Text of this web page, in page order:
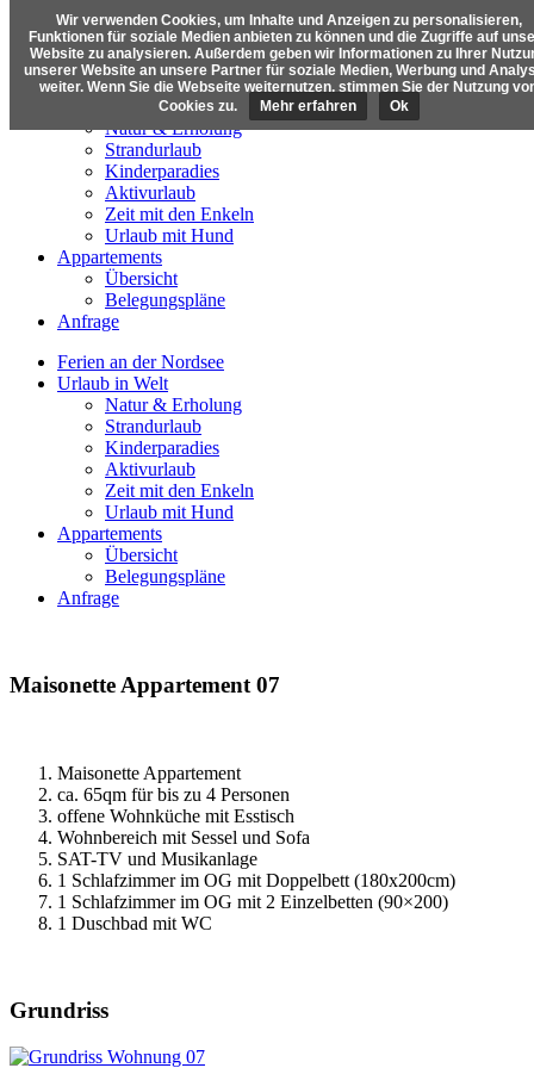
Ferien an der Nordsee
Urlaub in Welt
Natur & Erholung
Strandurlaub
Kinderparadies
Aktivurlaub
Zeit mit den Enkeln
Urlaub mit Hund
Appartements
Übersicht
Belegungspläne
Anfrage
Ferien an der Nordsee
Urlaub in Welt
Natur & Erholung
Strandurlaub
Kinderparadies
Aktivurlaub
Zeit mit den Enkeln
Urlaub mit Hund
Appartements
Übersicht
Belegungspläne
Anfrage
Maisonette Appartement 07
Maisonette Appartement
ca. 65qm für bis zu 4 Personen
offene Wohnküche mit Esstisch
Wohnbereich mit Sessel und Sofa
SAT-TV und Musikanlage
1 Schlafzimmer im OG mit Doppelbett (180x200cm)
1 Schlafzimmer im OG mit 2 Einzelbetten (90×200)
1 Duschbad mit WC
Grundriss
Wir verwenden Cookies, um Inhalte und Anzeigen zu personalisieren,
Funktionen für soziale Medien anbieten zu können und die Zugriffe auf
Website zu analysieren. Außerdem geben wir Informationen zu Ihrer
unserer Website an unsere Partner für soziale Medien, Werbung und
weiter. Wenn Sie die Webseite weiternutzen, stimmen Sie der Nutzung
Cookies zu.
Mehr erfahren Ok